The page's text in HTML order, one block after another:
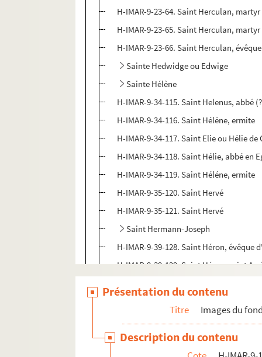
H-IMAR-9-23-64. Saint Herculan,
H-IMAR-9-23-65. Saint Herculan,
H-IMAR-9-23-66. Saint Herculan,
Sainte Hedwidge ou Edwige
Sainte Hélène
H-IMAR-9-34-115. Saint Helenus, abbé
H-IMAR-9-34-116. Saint Héléne, ermite
H-IMAR-9-34-117. Saint Elie ou Hélie de
H-IMAR-9-34-118. Saint Hélie, abbé en
H-IMAR-9-34-119. Saint Héléne, ermite
H-IMAR-9-35-120. Saint Hervé
H-IMAR-9-35-121. Saint Hervé
Saint Hermann-Joseph
H-IMAR-9-39-128. Saint Héron, évêque
H-IMAR-9-39-129. Saint Héron, saint
H-IMAR-9-41-133. Saint Hésique,
Présentation du contenu
Titre Images du
Description du contenu